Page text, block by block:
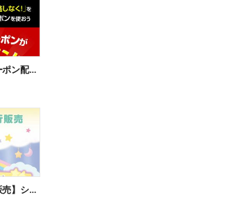
【おトク】お店で使えるクーポン配信中
【ファミマオンライン先行販売】シルバニアファミリー